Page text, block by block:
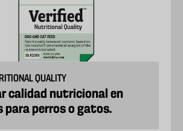
QUALITY
calidad nutricional en
para perros o gatos.